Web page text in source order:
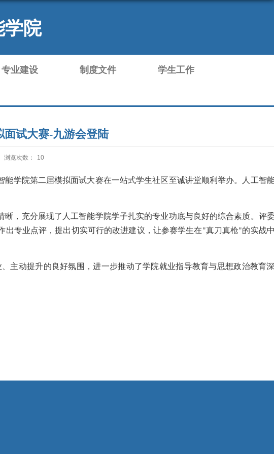
学院
专业建设 制度文件
学生工作
面试大赛-九游会登陆
浏览次数： 10
能学院第二届模拟面试大赛在一站式学生社区至诚讲堂顺利举办。人工智
，充分展现了人工智能学院学子扎实的专业功底与良好的综合素质。评
专业点评，提出切实可行的改进建议，让参赛学生在"真刀真枪"的实战
主动提升的良好氛围，进一步推动了学院就业指导教育与思想政治教育